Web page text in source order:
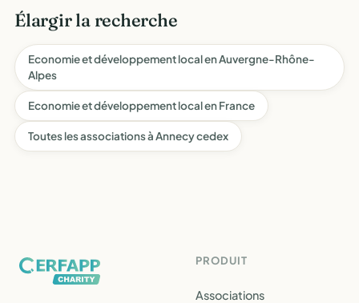
Élargir la recherche
Economie et développement local en Auvergne-Rhône-
Alpes
Economie et développement local en France
Toutes les associations à Annecy cedex
PRODUIT
Associations